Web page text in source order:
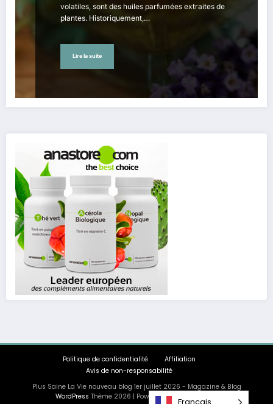
volatiles, sont des huiles parfumées extraites de
plantes. Historiquement,…
Lire la suite
Politique de confidentialité
Affiliation
Avis de non-responsabilité
Plus Saine La Vie nouveau blog 1er juillet 2026 - Magazine & Blog
WordPress Thème 2026 | Powered By